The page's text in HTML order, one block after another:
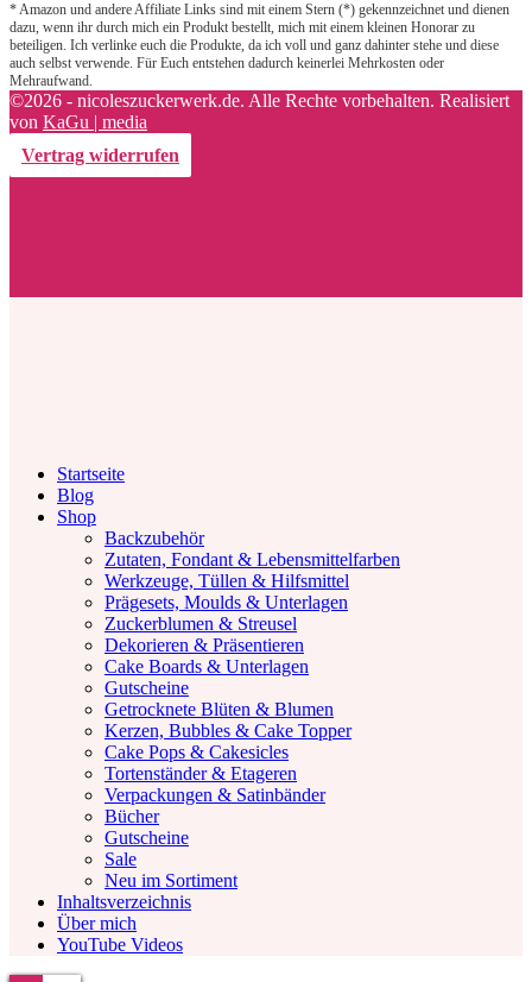
* Amazon und andere Affiliate Links sind mit einem Stern (*) gekennzeichnet und dienen
dazu, wenn ihr durch mich ein Produkt bestellt, mich mit einem kleinen Honorar zu
beteiligen. Ich verlinke euch die Produkte, da ich voll und ganz dahinter stehe und diese
auch selbst verwende. Für Euch entstehen dadurch keinerlei Mehrkosten oder
Mehraufwand.
©2026 - nicoleszuckerwerk.de. Alle Rechte vorbehalten. Realisiert
von KaGu | media
Vertrag widerrufen
Startseite
Blog
Shop
Backzubehör
Zutaten, Fondant & Lebensmittelfarben
Werkzeuge, Tüllen & Hilfsmittel
Prägesets, Moulds & Unterlagen
Zuckerblumen & Streusel
Dekorieren & Präsentieren
Cake Boards & Unterlagen
Gutscheine
Getrocknete Blüten & Blumen
Kerzen, Bubbles & Cake Topper
Cake Pops & Cakesicles
Tortenständer & Etageren
Verpackungen & Satinbänder
Bücher
Gutscheine
Sale
Neu im Sortiment
Inhaltsverzeichnis
Über mich
YouTube Videos